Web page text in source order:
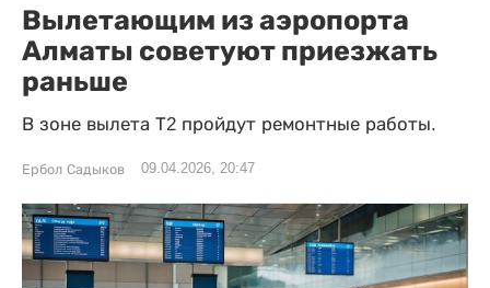
Вылетающим из аэропорта
Алматы советуют приезжать
раньше
В зоне вылета Т2 пройдут ремонтные работы.
Ербол Садыков 09.04.2026, 20:47